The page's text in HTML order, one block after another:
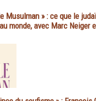
Musulman » : ce que le
monde, avec Marc Neiger